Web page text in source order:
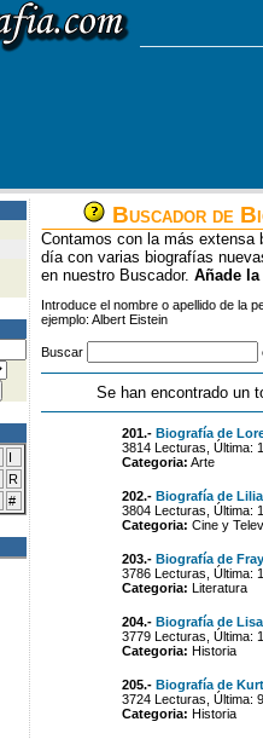
I
R
#
Buscador de
Contamos con la más extensa
día con varias biografías
en nuestro Buscador. Añade
Introduce el nombre o apellido de la
ejemplo: Albert Eistein
Buscar
Se han encontrado un
201.- Biografía de
3814 Lecturas, Última:
Categoria: Arte
202.- Biografía de
3804 Lecturas, Última:
Categoria: Cine y
203.- Biografía de
3786 Lecturas, Última:
Categoria: Literatura
204.- Biografía de
3779 Lecturas, Última:
Categoria: Historia
205.- Biografía de
3724 Lecturas, Última:
Categoria: Historia